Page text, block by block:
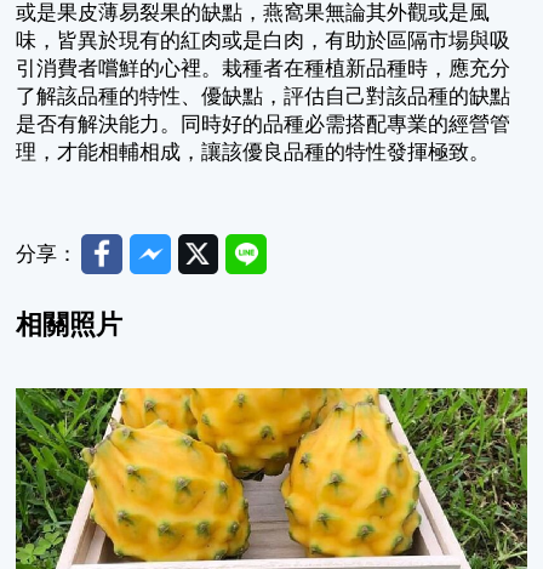
或是果皮薄易裂果的缺點，燕窩果無論其外觀或是風
味，皆異於現有的紅肉或是白肉，有助於區隔市場與吸
引消費者嚐鮮的心裡。栽種者在種植新品種時，應充分
了解該品種的特性、優缺點，評估自己對該品種的缺點
是否有解決能力。同時好的品種必需搭配專業的經營管
理，才能相輔相成，讓該優良品種的特性發揮極致。
分享： FacebookMessenger
TwitterLine
相關照片